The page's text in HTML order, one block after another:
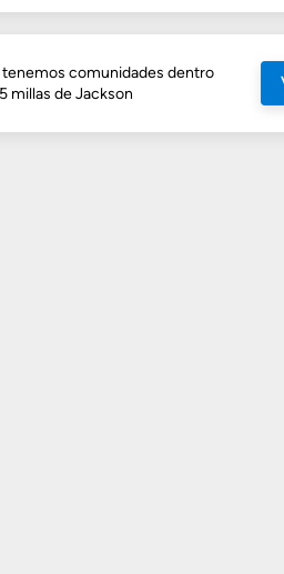
tenemos comunidades dentro
millas de Jackson